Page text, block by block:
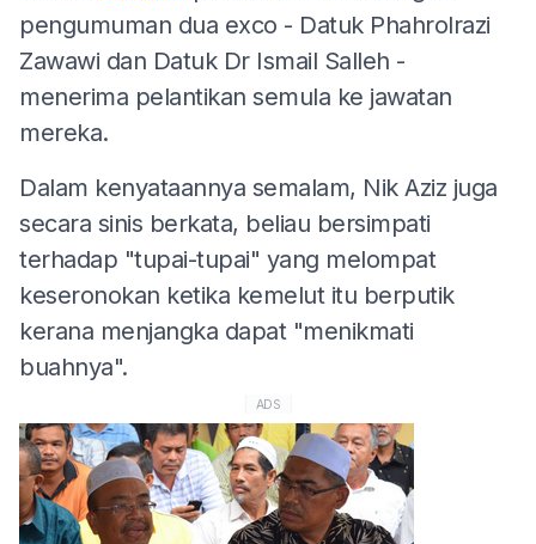
pengumuman dua exco - Datuk Phahrolrazi
Zawawi dan Datuk Dr Ismail Salleh -
menerima pelantikan semula ke jawatan
mereka.
Dalam kenyataannya semalam, Nik Aziz juga
secara sinis berkata, beliau bersimpati
terhadap "tupai-tupai" yang melompat
keseronokan ketika kemelut itu berputik
kerana menjangka dapat "menikmati
buahnya".
ADS